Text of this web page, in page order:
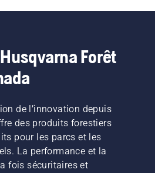
heavy duty zero-turn
all our
zero-turn mowers
Forêt
de l’innovation depuis
des produits forestiers
pour les parcs et les
La performance et la
fois sécuritaires et